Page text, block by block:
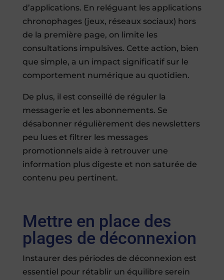
d’applications. En reléguant les applications
chronophages (jeux, réseaux sociaux) hors
de la première page, on limite les
consultations impulsives. Cette action, bien
que simple, a un impact significatif sur le
comportement numérique au quotidien.
De plus, il est conseillé de réguler la
messagerie et les abonnements. Se
désabonner régulièrement des newsletters
peu lues et filtrer les messages
promotionnels aide à retrouver une
information plus digeste et non saturée de
contenu peu pertinent.
Mettre en place des
plages de déconnexion
Instaurer des périodes de déconnexion est
essentiel pour rétablir un équilibre serein